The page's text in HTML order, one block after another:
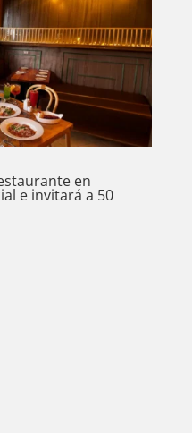
en
e invitará a 50